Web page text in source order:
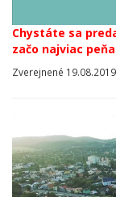
Chystáte sa
začo najviac
Zverejnené